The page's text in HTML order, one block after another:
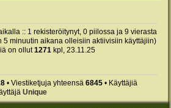
:: 1 rekisteröitynyt, 0 piilossa ja 9 vierasta
5 minuutin aikana olleisiin aktiivisiin käyttäjiin)
on ollut1271 kpl, 23.11.25
• Viestiketjuja yhteensä 6845 • Käyttäjiä
Unique